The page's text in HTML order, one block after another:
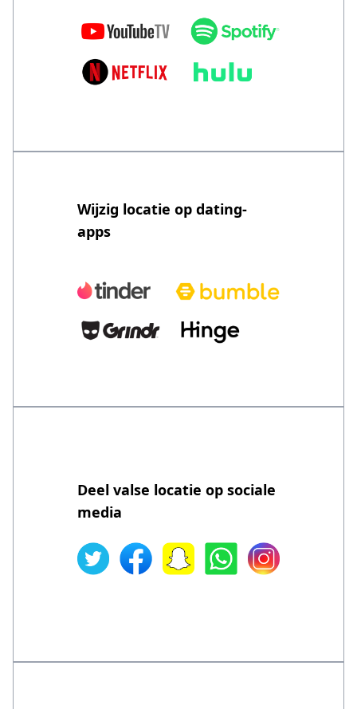
Wijzig locatie op dating-
apps
Deel valse locatie op sociale
media